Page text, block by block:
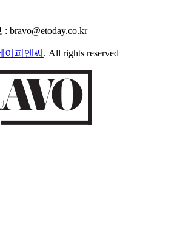
bravo@etoday.co.kr
이피엔씨 . All rights reserved